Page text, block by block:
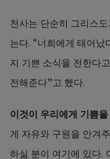
천사는 단순히 그리스
는다. “너희에게 태어
지 기쁜 소식을 전한다
전해준다”고 했다.
이것이 우리에게 기쁨을
게 자유와 구원을 안겨
하실 분이 여기에 있다.